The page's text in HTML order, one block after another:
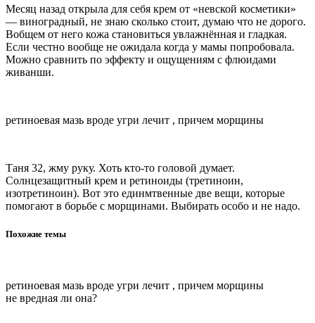
Месяц назад открыла для себя крем от «невской косметики»
— виноградный, не знаю сколько стоит, думаю что не дорого.
Вобщем от него кожа становиться увлажнённая и гладкая.
Если честно вообще не ожидала когда у мамы попробовала.
Можно сравнить по эффекту и ощущениям с флюидами
живанши.
ретиноевая мазь вроде угри лечит , причем морщины
Таня 32, жму руку. Хоть кто-то головой думает.
Солнцезащитный крем и ретиноиды (третиноин,
изотретиноин). Вот это единмтвенные две вещи, которые
помогают в борьбе с морщинами. Выбирать особо и не надо.
Похожие темы
ретиноевая мазь вроде угри лечит , причем морщины
не вредная ли она?